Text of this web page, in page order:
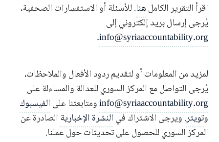
اقرأ التقرير الكاملهنا. للأسئلة أو الاستفسارات الصحفية،
يُرجى إرسال بريد إلكتروني إلى
info@syriaaccountability.org
.
لمزيد من المعلومات أو لتقديم ردود الأفعال والملاحظات،
يُرجى التواصل مع المركز السوري للعدالة والمساءلة على
info@syriaaccountability.orgومتابعتنا علىالفيسبوك
وتويتر. ويرجى الاشتراك فيالنشرة الإخبارية الصادرة عن
المركز السوري للحصول على تحديثات حول عملنا.